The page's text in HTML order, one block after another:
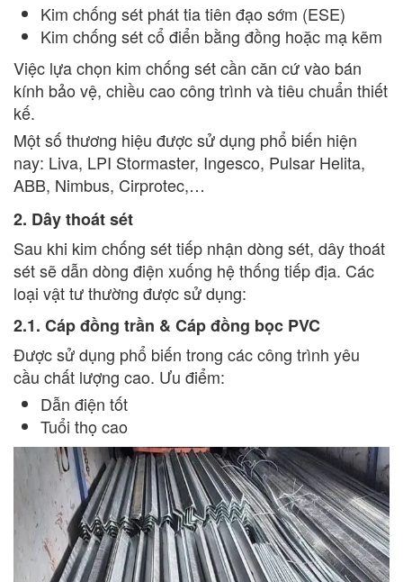
Kim chống sét phát tia tiên đạo sớm (ESE)
Kim chống sét cổ điển bằng đồng hoặc mạ kẽm
Việc lựa chọn kim chống sét cần căn cứ vào bán
kính bảo vệ, chiều cao công trình và tiêu chuẩn thiết
kế.
Một số thương hiệu được sử dụng phổ biến hiện
nay: Liva, LPI Stormaster, Ingesco, Pulsar Helita,
ABB, Nimbus, Cirprotec,…
2. Dây thoát sét
Sau khi kim chống sét tiếp nhận dòng sét, dây thoát
sét sẽ dẫn dòng điện xuống hệ thống tiếp địa. Các
loại vật tư thường được sử dụng:
2.1. Cáp đồng trần & Cáp đồng bọc PVC
Được sử dụng phổ biến trong các công trình yêu
cầu chất lượng cao. Ưu điểm:
Dẫn điện tốt
Tuổi thọ cao